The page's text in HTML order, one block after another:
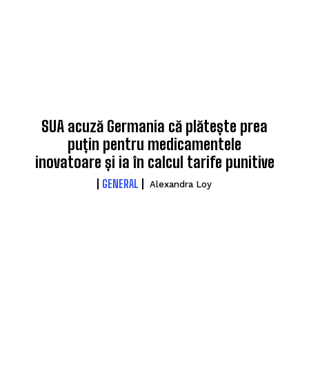
SUA acuză Germania că plătește prea
puțin pentru medicamentele
inovatoare și ia în calcul tarife punitive
GENERAL Alexandra Loy